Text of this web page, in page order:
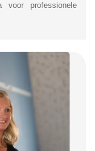
voor professionele